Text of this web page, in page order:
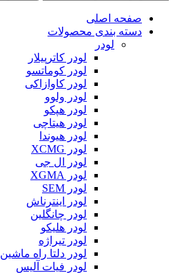
صفحه اصلی
دسته بندی محصولات
لودر
لودر کاترپیلار
لودر کوماتسو
لودر کاوازاکی
لودر ولوو
لودر هپکو
لودر هیتاچی
لودر هیوندا
لودر XCMG
لودر ال جی
لودر XGMA
لودر SEM
لودر اینترناش
لودر چانگلین
لودر هلیکو
لودر تیراژه
لودر دلتا راه ماشین
لودر فیات آلیس